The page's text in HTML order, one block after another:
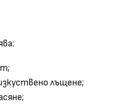
лъщене;